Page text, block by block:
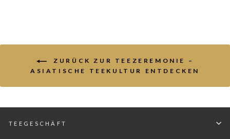
ZURÜCK ZUR TEEZEREMONIE –
ASIATISCHE TEEKULTUR ENTDECKEN
TEEGESCHÄFT